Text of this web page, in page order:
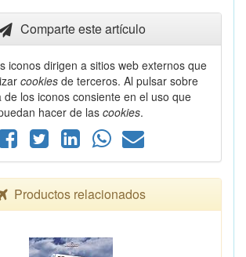
Comparte este artículo
iconos dirigen a sitios web externos que
cookiesde terceros. Al pulsar sobre
de los iconos consiente en el uso que
hacer de las cookies.
Productos relacionados